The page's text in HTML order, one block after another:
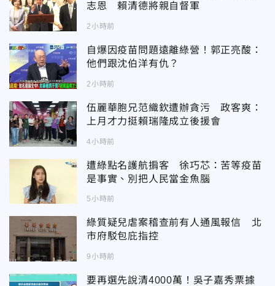
志恩 賴清德將親自督軍
2小時前
自爆因疫苗問題遠離綠營！郭正亮酸：
他們跟沈伯洋有仇？
2小時前
伍麗華胞兄范織欽遭辦貪污 政客爽：
上月才力挺賴瑞隆成立後援會
4小時前
遭綠點名護航掮客 徐巧芯：苦等疫苗
是事實、別把人民當金魚腦
5小時前
綠質疑兒虐案稽查前有人通風報信 北
市府駁包庇指控
9小時前
要再選先說清4000萬！吳子嘉秀票據